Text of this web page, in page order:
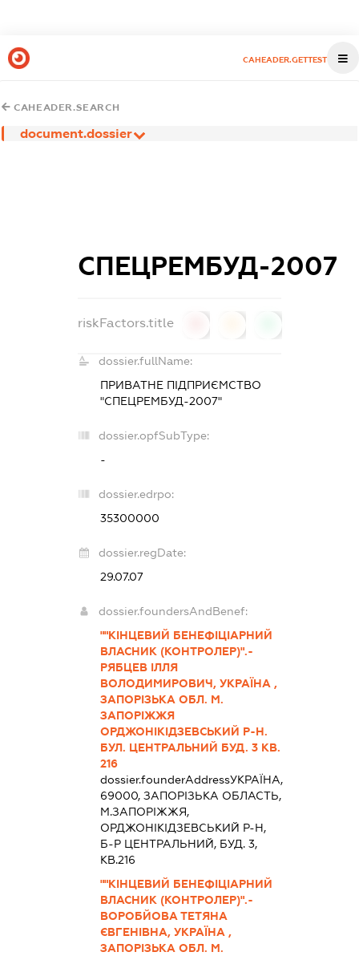
CAHEADER.GETTEST
CAHEADER.SEARCH
document.dossier
СПЕЦРЕМБУД-2007
riskFactors.title
dossier.fullName:
ПРИВАТНЕ ПІДПРИЄМСТВО
"СПЕЦРЕМБУД-2007"
dossier.opfSubType:
-
dossier.edrpo:
35300000
dossier.regDate:
29.07.07
dossier.foundersAndBenef:
""КІНЦЕВИЙ БЕНЕФІЦІАРНИЙ
ВЛАСНИК (КОНТРОЛЕР)".-
РЯБЦЕВ ІЛЛЯ
ВОЛОДИМИРОВИЧ, УКРАЇНА ,
ЗАПОРІЗЬКА ОБЛ. М.
ЗАПОРІЖЖЯ
ОРДЖОНІКІДЗЕВСЬКИЙ Р-Н.
БУЛ. ЦЕНТРАЛЬНИЙ БУД. 3 КВ.
216
dossier.founderAddressУКРАЇНА,
69000, ЗАПОРIЗЬКА ОБЛАСТЬ,
М.ЗАПОРІЖЖЯ,
ОРДЖОНІКІДЗЕВСЬКИЙ Р-Н,
Б-Р ЦЕНТРАЛЬНИЙ, БУД. 3,
КВ.216
""КІНЦЕВИЙ БЕНЕФІЦІАРНИЙ
ВЛАСНИК (КОНТРОЛЕР)".-
ВОРОБЙОВА ТЕТЯНА
ЄВГЕНІВНА, УКРАЇНА ,
ЗАПОРІЗЬКА ОБЛ. М.